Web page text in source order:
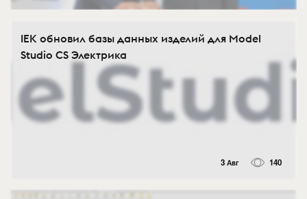
IEK обновил базы данных изделий для Model
Studio CS Электрика
3 Авг 140